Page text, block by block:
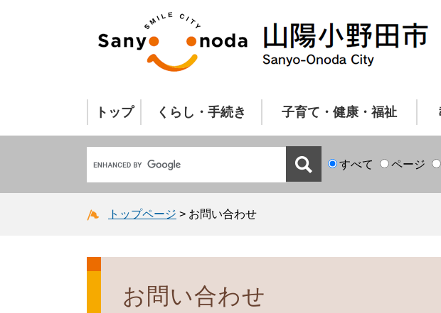
トップ くらし・手続き 子育て・健康・福祉
すべて ページ
トップページ > お問い合わせ
お問い合わせ